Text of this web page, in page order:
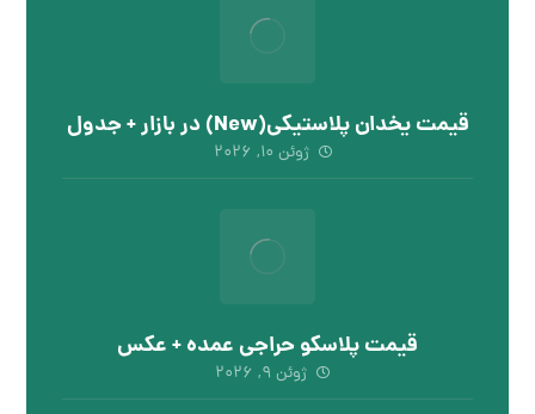
قیمت یخدان پلاستیکی(New) در بازار + جدول
ژوئن 10, 2026
قیمت پلاسکو حراجی عمده + عکس
ژوئن 9, 2026